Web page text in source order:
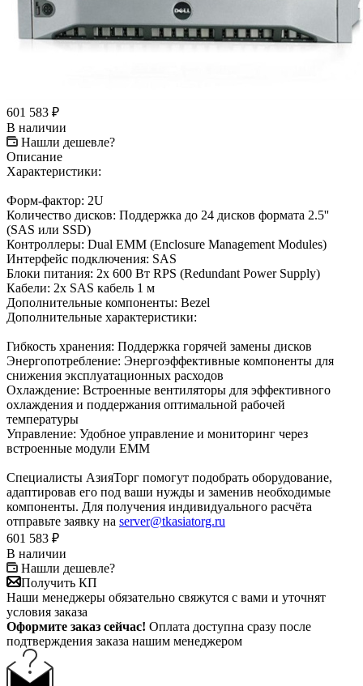
601 583 ₽
В наличии
Нашли дешевле?
Описание
Характеристики:
Форм-фактор: 2U
Количество дисков: Поддержка до 24 дисков формата 2.5''
(SAS или SSD)
Контроллеры: Dual EMM (Enclosure Management Modules)
Интерфейс подключения: SAS
Блоки питания: 2x 600 Вт RPS (Redundant Power Supply)
Кабели: 2x SAS кабель 1 м
Дополнительные компоненты: Bezel
Дополнительные характеристики:
Гибкость хранения: Поддержка горячей замены дисков
Энергопотребление: Энергоэффективные компоненты для
снижения эксплуатационных расходов
Охлаждение: Встроенные вентиляторы для эффективного
охлаждения и поддержания оптимальной рабочей
температуры
Управление: Удобное управление и мониторинг через
встроенные модули EMM
Специалисты АзияТорг помогут подобрать оборудование,
адаптировав его под ваши нужды и заменив необходимые
компоненты. Для получения индивидуального расчёта
отправьте заявку на server@tkasiatorg.ru
601 583 ₽
В наличии
Нашли дешевле?
Получить КП
Наши менеджеры обязательно свяжутся с вами и уточнят
условия заказа
Оформите заказ сейчас! Оплата доступна сразу после
подтверждения заказа нашим менеджером